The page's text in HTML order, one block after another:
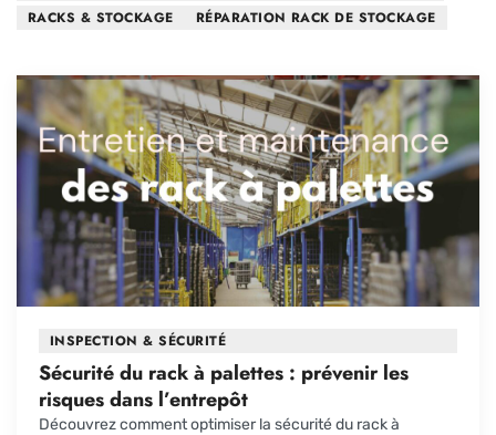
RACKS & STOCKAGE
RÉPARATION RACK DE STOCKAGE
INSPECTION & SÉCURITÉ
Sécurité du rack à palettes : prévenir les
risques dans l’entrepôt
Découvrez comment optimiser la sécurité du rack à